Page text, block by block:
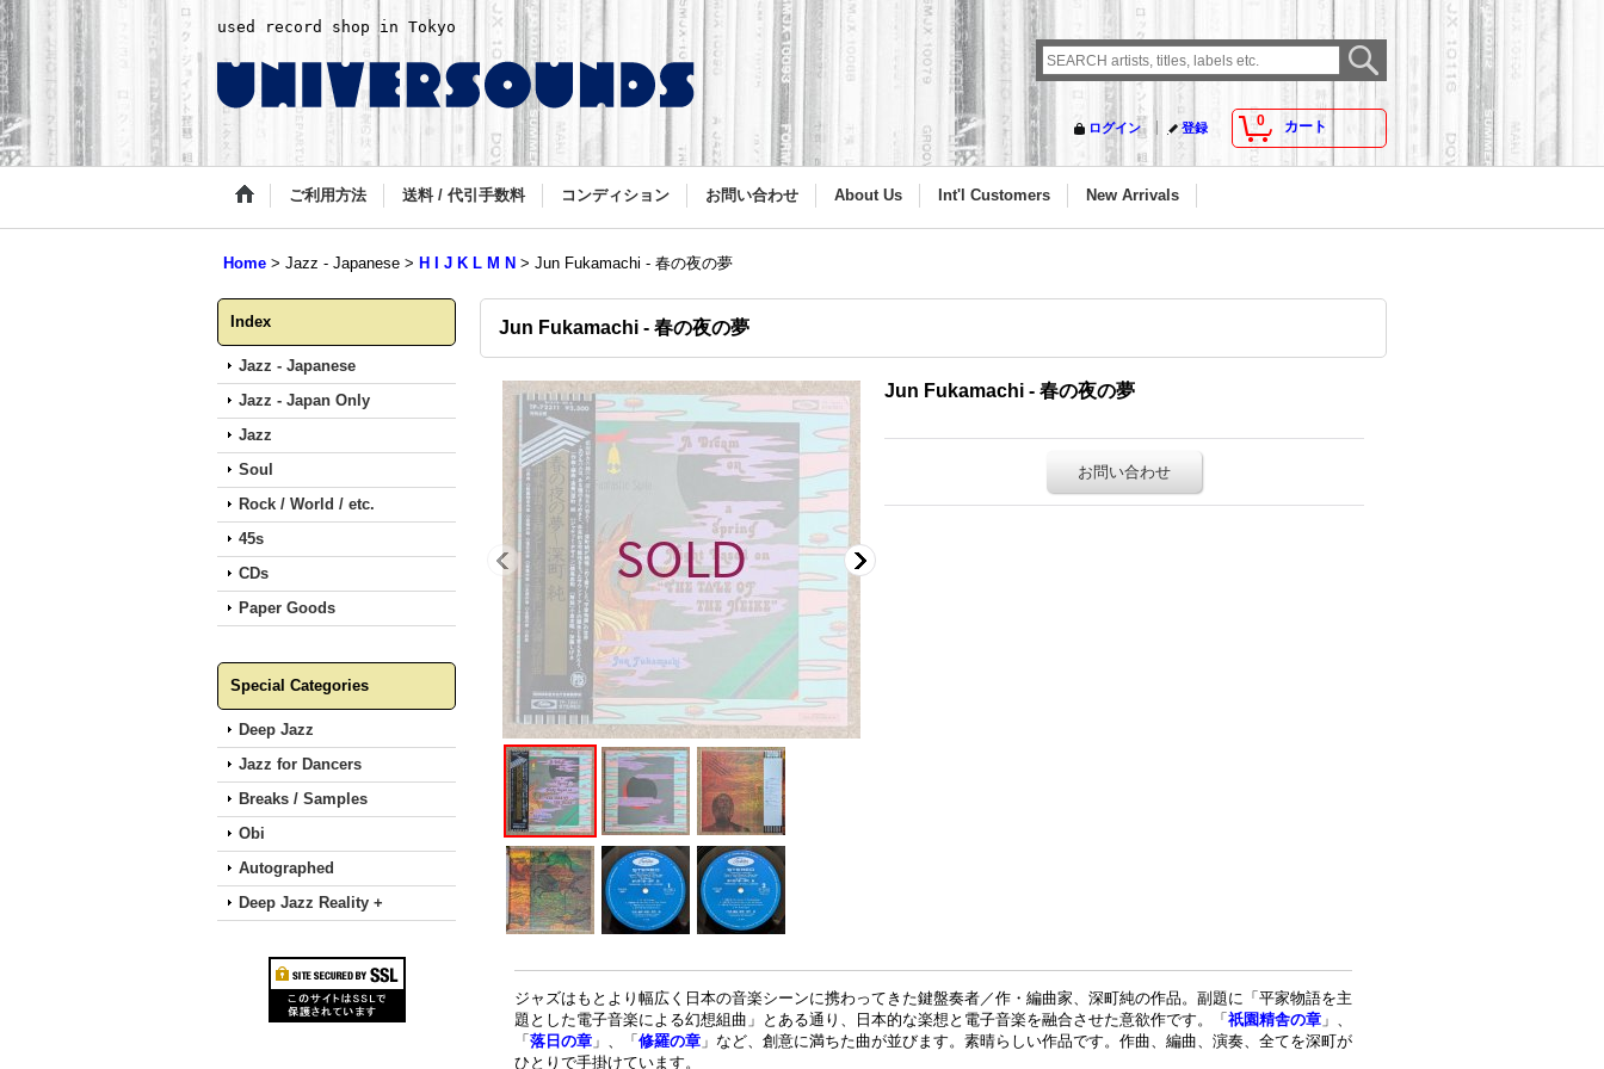
used record shop in Tokyo
0 カート
ログイン 登録
ご利用方法 送料 / 代引手数料 コンディション お問い合わせ About Us Int'l Customers New Arrivals
Home > Jazz - Japanese > H I J K L M N > Jun Fukamachi - 春の夜の夢
Index
Jazz - Japanese
Jazz - Japan Only
Jazz
Soul
Rock / World / etc.
45s
CDs
Paper Goods
Special Categories
Deep Jazz
Jazz for Dancers
Breaks / Samples
Obi
Autographed
Deep Jazz Reality +
Jun Fukamachi - 春の夜の夢
Jun Fukamachi - 春の夜の夢
お問い合わせ
ジャズはもとより幅広く日本の音楽シーンに携わってきた鍵盤奏者／作・編曲家、深町純の作品。副題に「平家物語を主
題とした電子音楽による幻想組曲」とある通り、日本的な楽想と電子音楽を融合させた意欲作です。「 祇園精舎の章 」、
「 落日の章 」、「 修羅の章 」など、創意に満ちた曲が並びます。素晴らしい作品です。作曲、編曲、演奏、全てを深町が
ひとりで手掛けています。